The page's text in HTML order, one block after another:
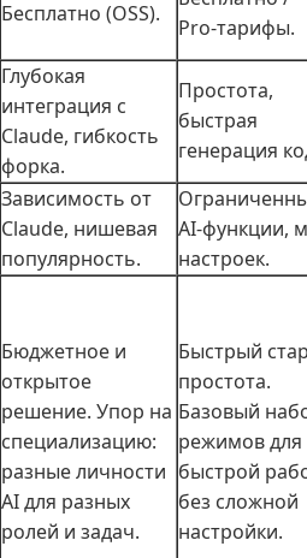
Бесплатно (OSS).
Pro‑тарифы.
Глубокая
интеграция с
Claude, гибкость
форка.
Простота,
быстрая
генерация
Зависимость от
Claude, нишевая
популярность.
AI‑функции,
настроек.
Бюджетное и
открытое
решение. Упор на
специализацию:
разные личности
AI для разных
ролей и задач.
Быстрый
простота.
Базовый
режимов для
быстрой
без сложной
настройки.